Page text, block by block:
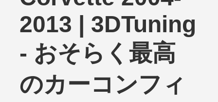
2013 | 3DTuning
- おそらく最高
のカーコンフィ